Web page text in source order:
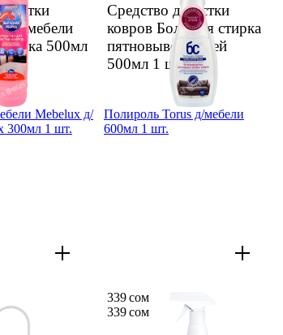
мебели
500мл
Средство д/чистки
ковров Большая стирка
пятно­вывод спрей
500мл 1 шт.
Mebelux д/
300мл 1 шт.
Полироль Torus д/мебели
600мл 1 шт.
339 сом
339 сом